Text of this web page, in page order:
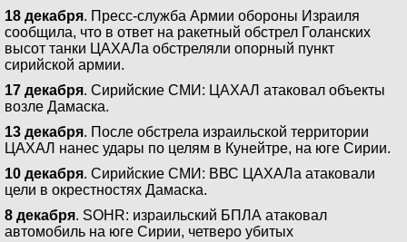
18 декабря. Пресс-служба Армии обороны Израиля
сообщила, что в ответ на ракетный обстрел Голанских
высот танки ЦАХАЛа обстреляли опорный пункт
сирийской армии.
17 декабря. Сирийские СМИ: ЦАХАЛ атаковал объекты
возле Дамаска.
13 декабря. После обстрела израильской территории
ЦАХАЛ нанес удары по целям в Кунейтре, на юге Сирии.
10 декабря. Сирийские СМИ: ВВС ЦАХАЛа атаковали
цели в окрестностях Дамаска.
8 декабря. SOHR: израильский БПЛА атаковал
автомобиль на юге Сирии, четверо убитых